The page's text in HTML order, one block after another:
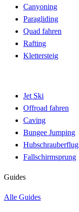
Canyoning
Paragliding
Quad fahren
Rafting
Klettersteig
Jet Ski
Offroad fahren
Caving
Bungee Jumping
Hubschrauberflug
Fallschirmsprung
Guides
Alle Guides